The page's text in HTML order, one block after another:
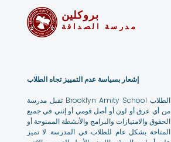
بروكلين
مدرسة الصداقة
إشعار بسياسة عدم التمييز تجاه الطلاب
تقبل مدرسة Brooklyn Amity School الطلاب
من أي عرق أو لون أو أصل قومي أو إثني في جميع
الحقوق والامتيازات والبرامج والأنشطة الممنوحة أو
المتاحة بشكل عام للطلاب في المدرسة. لا تميز